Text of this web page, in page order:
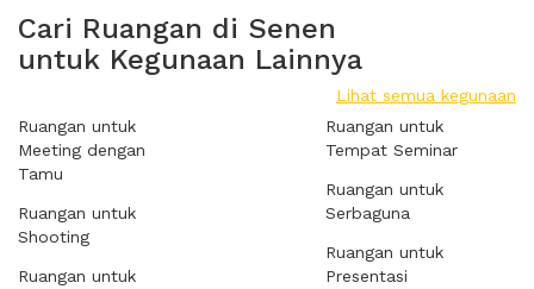
Cari Ruangan di Senen
untuk Kegunaan Lainnya
Lihat semua kegunaan
Ruangan untuk
Meeting dengan
Tamu
Ruangan untuk
Shooting
Ruangan untuk
Ruangan untuk
Tempat Seminar
Ruangan untuk
Serbaguna
Ruangan untuk
Presentasi